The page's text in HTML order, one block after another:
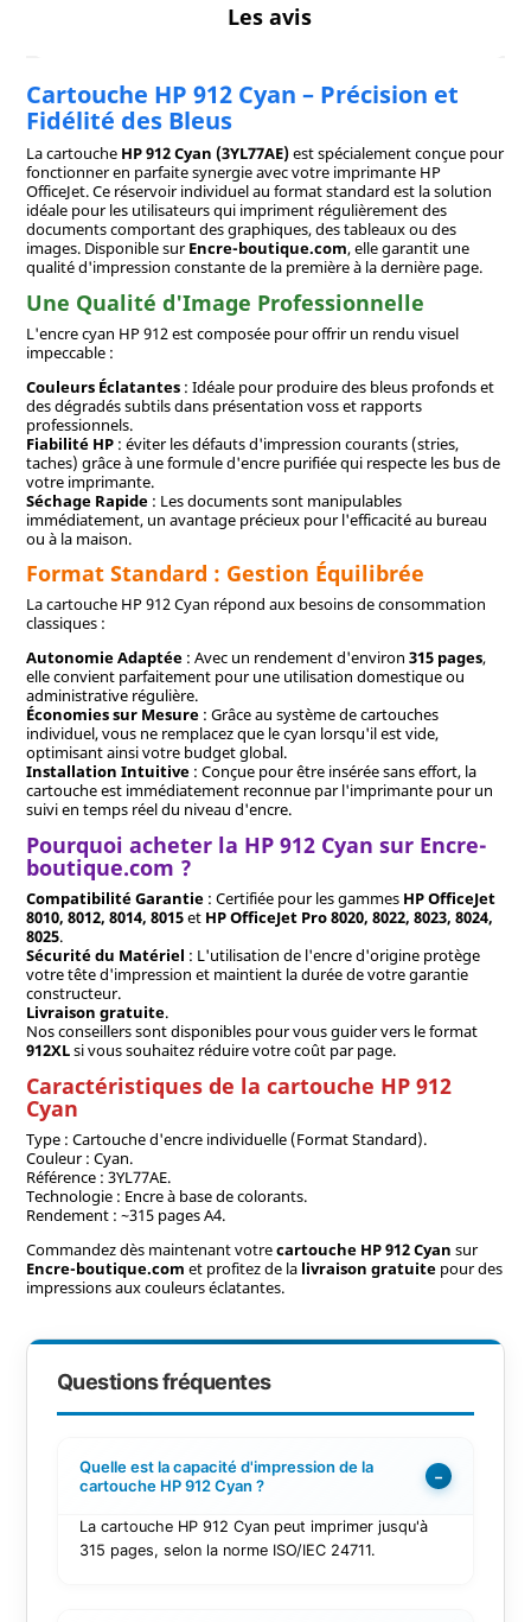
Les avis
Cartouche HP 912 Cyan – Précision et
Fidélité des Bleus
La cartouche HP 912 Cyan (3YL77AE)est spécialement conçue pour
fonctionner en parfaite synergie avec votre imprimante HP
OfficeJet. Ce réservoir individuel au format standard est la solution
idéale pour les utilisateurs qui impriment régulièrement des
documents comportant des graphiques, des tableaux ou des
images. Disponible surEncre-boutique.com, elle garantit une
qualité d'impression constante de la première à la dernière page.
Une Qualité d'Image Professionnelle
L'encre cyan HP 912 est composée pour offrir un rendu visuel
impeccable :
Couleurs Éclatantes: Idéale pour produire des bleus profonds et
des dégradés subtils dans présentation voss et rapports
professionnels.
Fiabilité HP: éviter les défauts d'impression courants (stries,
taches) grâce à une formule d'encre purifiée qui respecte les bus de
votre imprimante.
Séchage Rapide: Les documents sont manipulables
immédiatement, un avantage précieux pour l'efficacité au bureau
ou à la maison.
Format Standard : Gestion Équilibrée
La cartouche HP 912 Cyan répond aux besoins de consommation
classiques :
Autonomie Adaptée: Avec un rendement d'environ 315 pages,
elle convient parfaitement pour une utilisation domestique ou
administrative régulière.
Économies sur Mesure: Grâce au système de cartouches
individuel, vous ne remplacez que le cyan lorsqu'il est vide,
optimisant ainsi votre budget global.
Installation Intuitive: Conçue pour être insérée sans effort, la
cartouche est immédiatement reconnue par l'imprimante pour un
suivi en temps réel du niveau d'encre.
Pourquoi acheter la HP 912 Cyan sur Encre-
boutique.com ?
Compatibilité Garantie: Certifiée pour les gammes HP OfficeJet
8010, 8012, 8014, 8015et HP OfficeJet Pro 8020, 8022, 8023, 8024,
8025.
Sécurité du Matériel : L'utilisation de l'encre d'origine protège
votre tête d'impression et maintient la durée de votre garantie
constructeur.
Livraison gratuite.
Nos conseillers sont disponibles pour vous guider vers le format
912XLsi vous souhaitez réduire votre coût par page.
Caractéristiques de la cartouche HP 912
Cyan
Type : Cartouche d'encre individuelle (Format Standard).
Couleur : Cyan.
Référence : 3YL77AE.
Technologie : Encre à base de colorants.
Rendement : ~315 pages A4.
Commandez dès maintenant votrecartouche HP 912 Cyan sur
Encre-boutique.com et profitez de la livraison gratuitepour des
impressions aux couleurs éclatantes.
Questions fréquentes
Quelle est la capacité d'impression de la
cartouche HP 912 Cyan ?
−
La cartouche HP 912 Cyan peut imprimer jusqu'à
315 pages, selon la norme ISO/IEC 24711.